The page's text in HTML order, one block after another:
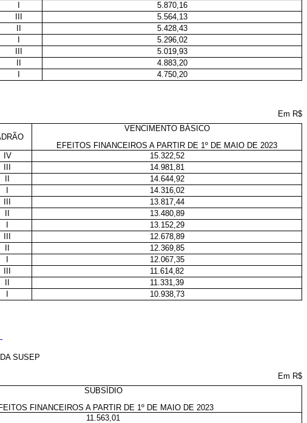
5.870,16
5.564,13
5.428,43
5.296,02
5.019,93
4.883,20
4.750,20
Em R$
VENCIMENTO BÁSICO
EFEITOS FINANCEIROS A PARTIR DE 1º DE MAIO DE 2023
IV
15.322,52
14.981,81
14.644,92
14.316,02
13.817,44
13.480,89
13.152,29
12.678,89
12.369,85
12.067,35
11.614,82
11.331,39
10.938,73
SUSEP
Em R$
SUBSÍDIO
FINANCEIROS A PARTIR DE 1º DE MAIO DE 2023
11.563,01